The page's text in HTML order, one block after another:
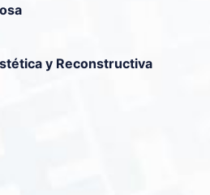
y Reconstructiva